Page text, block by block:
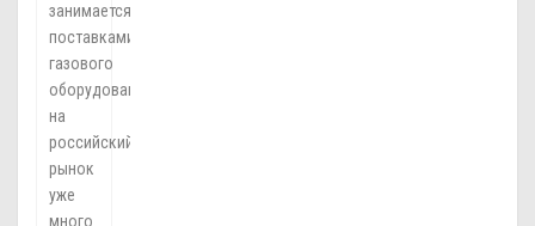
занимается
поставками
газового
оборудования
на
российский
рынок
уже
много